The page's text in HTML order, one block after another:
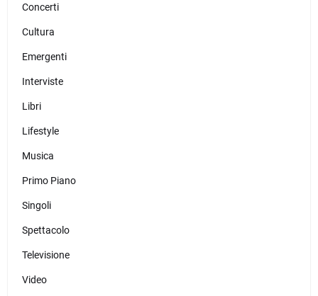
Concerti
Cultura
Emergenti
Interviste
Libri
Lifestyle
Musica
Primo Piano
Singoli
Spettacolo
Televisione
Video